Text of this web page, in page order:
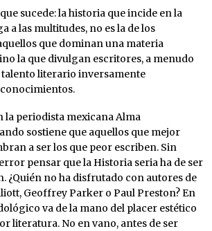
sucede: la historia que incide en la
a las multitudes, no es la de los
que dominan una materia
la que divulgan escritores, a menudo
literario inversamente
la periodista mexicana Alma
sostiene que aquellos que mejor
a ser los que peor escriben. Sin
pensar que la Historia seria ha de ser
¿Quién no ha disfrutado con autores de
Geoffrey Parker o Paul Preston? En
va de la mano del placer estético
literatura. No en vano, antes de ser